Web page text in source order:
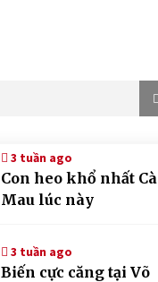
3 tuần ago
Con heo khổ nhất Cà
Mau lúc này
3 tuần ago
Biến cực căng tại Võ